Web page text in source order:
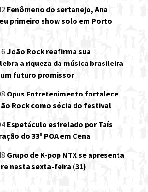
Fenômeno do sertanejo, Ana
primeiro show solo em Porto
João Rock reafirma sua
a riqueza da música brasileira
futuro promissor
Opus Entretenimento fortalece
Rock como sócia do festival
Espetáculo estrelado por Taís
do 33º POA em Cena
Grupo de K-pop NTX se apresenta
nesta sexta-feira (31)